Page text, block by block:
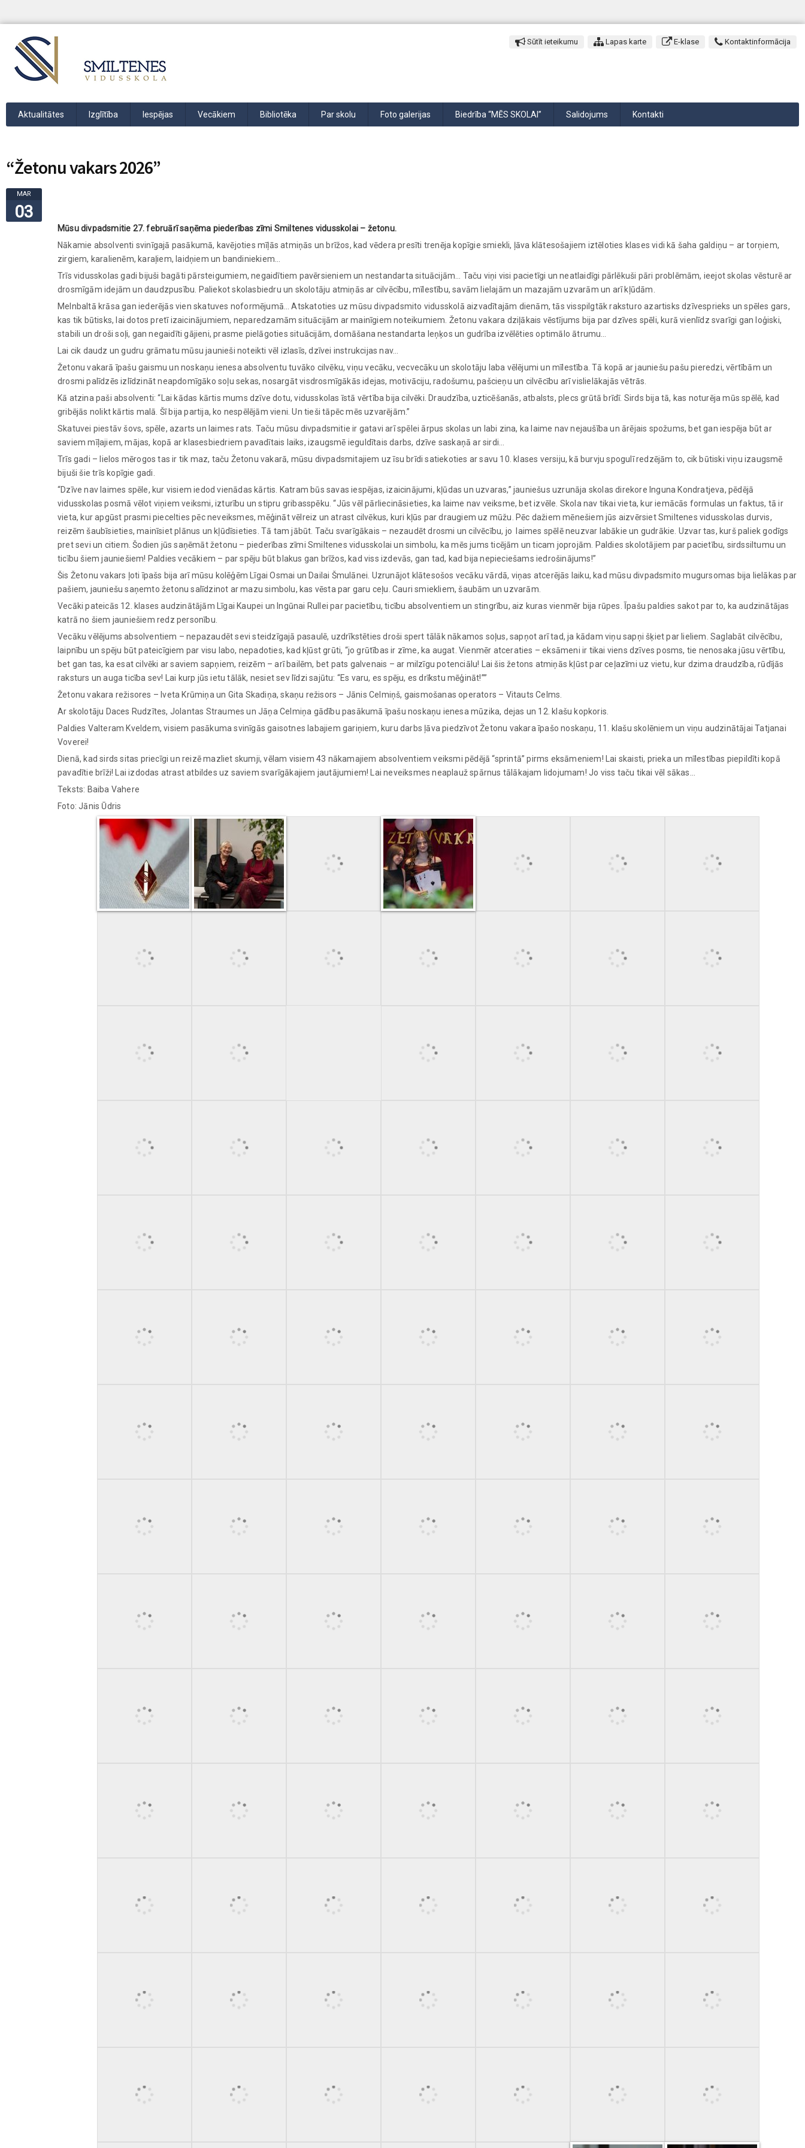
Sūtīt ieteikumu Lapas karte E-klase Kontaktinformācija
Aktualitātes Izglītība Iespējas Vecākiem Bibliotēka Par skolu Foto galerijas Biedrība “MĒS SKOLAI” Salidojums Kontakti
“Žetonu vakars 2026”
MAR
03
Mūsu divpadsmitie 27. februārī saņēma piederības zīmi Smiltenes vidusskolai – žetonu.
Nākamie absolventi svinīgajā pasākumā, kavējoties mīļās atmiņās un brīžos, kad vēdera presīti trenēja kopīgie smiekli, ļāva klātesošajiem iztēloties klases vidi kā šaha galdiņu – ar torņiem,
zirgiem, karalienēm, karaļiem, laidņiem un bandiniekiem…
Trīs vidusskolas gadi bijuši bagāti pārsteigumiem, negaidītiem pavērsieniem un nestandarta situācijām… Taču viņi visi pacietīgi un neatlaidīgi pārlēkuši pāri problēmām, ieejot skolas vēsturē ar
drosmīgām idejām un daudzpusību. Paliekot skolasbiedru un skolotāju atmiņās ar cilvēcību, mīlestību, savām lielajām un mazajām uzvarām un arī kļūdām.
Melnbaltā krāsa gan iederējās vien skatuves noformējumā… Atskatoties uz mūsu divpadsmito vidusskolā aizvadītajām dienām, tās visspilgtāk raksturo azartisks dzīvesprieks un spēles gars,
kas tik būtisks, lai dotos pretī izaicinājumiem, neparedzamām situācijām ar mainīgiem noteikumiem. Žetonu vakara dziļākais vēstījums bija par dzīves spēli, kurā vienlīdz svarīgi gan loģiski,
stabili un droši soļi, gan negaidīti gājieni, prasme pielāgoties situācijām, domāšana nestandarta leņķos un gudrība izvēlēties optimālo ātrumu…
Lai cik daudz un gudru grāmatu mūsu jaunieši noteikti vēl izlasīs, dzīvei instrukcijas nav…
Žetonu vakarā īpašu gaismu un noskaņu ienesa absolventu tuvāko cilvēku, viņu vecāku, vecvecāku un skolotāju laba vēlējumi un mīlestība. Tā kopā ar jauniešu pašu pieredzi, vērtībām un
drosmi palīdzēs izlīdzināt neapdomīgāko soļu sekas, nosargāt visdrosmīgākās idejas, motivāciju, radošumu, pašcieņu un cilvēcību arī vislielākajās vētrās.
Kā atzina paši absolventi: “Lai kādas kārtis mums dzīve dotu, vidusskolas īstā vērtība bija cilvēki. Draudzība, uzticēšanās, atbalsts, plecs grūtā brīdī. Sirds bija tā, kas noturēja mūs spēlē, kad
gribējās nolikt kārtis malā. Šī bija partija, ko nespēlējām vieni. Un tieši tāpēc mēs uzvarējām.”
Skatuvei piestāv šovs, spēle, azarts un laimes rats. Taču mūsu divpadsmitie ir gatavi arī spēlei ārpus skolas un labi zina, ka laime nav nejaušība un ārējais spožums, bet gan iespēja būt ar
saviem mīļajiem, mājas, kopā ar klasesbiedriem pavadītais laiks, izaugsmē ieguldītais darbs, dzīve saskaņā ar sirdi…
Trīs gadi – lielos mērogos tas ir tik maz, taču Žetonu vakarā, mūsu divpadsmitajiem uz īsu brīdi satiekoties ar savu 10. klases versiju, kā burvju spogulī redzējām to, cik būtiski viņu izaugsmē
bijuši šie trīs kopīgie gadi.
“Dzīve nav laimes spēle, kur visiem iedod vienādas kārtis. Katram būs savas iespējas, izaicinājumi, kļūdas un uzvaras,” jauniešus uzrunāja skolas direkore Inguna Kondratjeva, pēdējā
vidusskolas posmā vēlot viņiem veiksmi, izturību un stipru gribasspēku. “Jūs vēl pārliecināsieties, ka laime nav veiksme, bet izvēle. Skola nav tikai vieta, kur iemācās formulas un faktus, tā ir
vieta, kur apgūst prasmi piecelties pēc neveiksmes, mēģināt vēlreiz un atrast cilvēkus, kuri kļūs par draugiem uz mūžu. Pēc dažiem mēnešiem jūs aizvērsiet Smiltenes vidusskolas durvis,
reizēm šaubīsieties, mainīsiet plānus un kļūdīsieties. Tā tam jābūt. Taču svarīgākais – nezaudēt drosmi un cilvēcību, jo laimes spēlē neuzvar labākie un gudrākie. Uzvar tas, kurš paliek godīgs
pret sevi un citiem. Šodien jūs saņēmāt žetonu – piederības zīmi Smiltenes vidusskolai un simbolu, ka mēs jums ticējām un ticam joprojām. Paldies skolotājiem par pacietību, sirdssiltumu un
ticību šiem jauniešiem! Paldies vecākiem – par spēju būt blakus gan brīžos, kad viss izdevās, gan tad, kad bija nepieciešams iedrošinājums!”
Šis Žetonu vakars ļoti īpašs bija arī mūsu kolēģēm Līgai Osmai un Dailai Šmulānei. Uzrunājot klātesošos vecāku vārdā, viņas atcerējās laiku, kad mūsu divpadsmito mugursomas bija lielākas par
pašiem, jauniešu saņemto žetonu salīdzinot ar mazu simbolu, kas vēsta par garu ceļu. Cauri smiekliem, šaubām un uzvarām.
Vecāki pateicās 12. klases audzinātājām Līgai Kaupei un Ingūnai Rullei par pacietību, ticību absolventiem un stingrību, aiz kuras vienmēr bija rūpes. Īpašu paldies sakot par to, ka audzinātājas
katrā no šiem jauniešiem redz personību.
Vecāku vēlējums absolventiem – nepazaudēt sevi steidzīgajā pasaulē, uzdrīkstēties droši spert tālāk nākamos soļus, sapņot arī tad, ja kādam viņu sapņi šķiet par lieliem. Saglabāt cilvēcību,
laipnību un spēju būt pateicīgiem par visu labo, nepadoties, kad kļūst grūti, “jo grūtības ir zīme, ka augat. Vienmēr atceraties – eksāmeni ir tikai viens dzīves posms, tie nenosaka jūsu vērtību,
bet gan tas, ka esat cilvēki ar saviem sapņiem, reizēm – arī bailēm, bet pats galvenais – ar milzīgu potenciālu! Lai šis žetons atmiņās kļūst par ceļazīmi uz vietu, kur dzima draudzība, rūdījās
raksturs un auga ticība sev! Lai kurp jūs ietu tālāk, nesiet sev līdzi sajūtu: “Es varu, es spēju, es drīkstu mēģināt!””
Žetonu vakara režisores – Iveta Krūmiņa un Gita Skadiņa, skaņu režisors – Jānis Celmiņš, gaismošanas operators – Vitauts Celms.
Ar skolotāju Daces Rudzītes, Jolantas Straumes un Jāņa Celmiņa gādību pasākumā īpašu noskaņu ienesa mūzika, dejas un 12. klašu kopkoris.
Paldies Valteram Kveldem, visiem pasākuma svinīgās gaisotnes labajiem gariņiem, kuru darbs ļāva piedzīvot Žetonu vakara īpašo noskaņu, 11. klašu skolēniem un viņu audzinātājai Tatjanai
Voverei!
Dienā, kad sirds sitas priecīgi un reizē mazliet skumji, vēlam visiem 43 nākamajiem absolventiem veiksmi pēdējā “sprintā” pirms eksāmeniem! Lai skaisti, prieka un mīlestības piepildīti kopā
pavadītie brīži! Lai izdodas atrast atbildes uz saviem svarīgākajiem jautājumiem! Lai neveiksmes neaplauž spārnus tālākajam lidojumam! Jo viss taču tikai vēl sākas…
Teksts: Baiba Vahere
Foto: Jānis Ūdris